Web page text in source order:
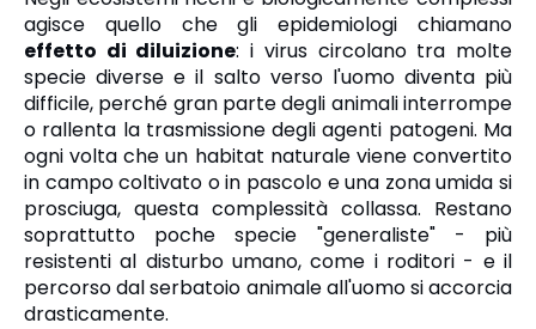
agisce quello che gli epidemiologi chiamano
effetto di diluizione: i virus circolano tra molte
specie diverse e il salto verso l'uomo diventa più
difficile, perché gran parte degli animali interrompe
o rallenta la trasmissione degli agenti patogeni. Ma
ogni volta che un habitat naturale viene convertito
in campo coltivato o in pascolo e una zona umida si
prosciuga, questa complessità collassa. Restano
soprattutto poche specie "generaliste" - più
resistenti al disturbo umano, come i roditori - e il
percorso dal serbatoio animale all'uomo si accorcia
drasticamente.